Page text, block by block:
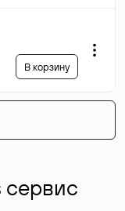
В корзину
сервис